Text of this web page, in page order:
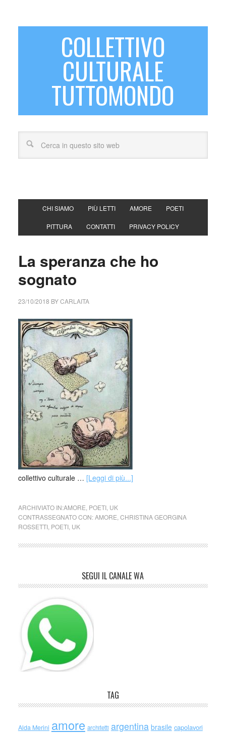
COLLETTIVO
CULTURALE
TUTTOMONDO
CHI SIAMO PIÙ LETTI AMORE POETI
PITTURA CONTATTI PRIVACY POLICY
La speranza che ho
sognato
23/10/2018 BYCARLAITA
collettivo culturale … [Leggi di più...]
ARCHIVIATO IN:AMORE POETI, UK
CONTRASSEGNATO CON:AMORE CHRISTINA GEORGINA
ROSSETTI, POETI, UK
SEGUI IL CANALE WA
TAG
Alda Merini amore architetti argentina brasile capolavori